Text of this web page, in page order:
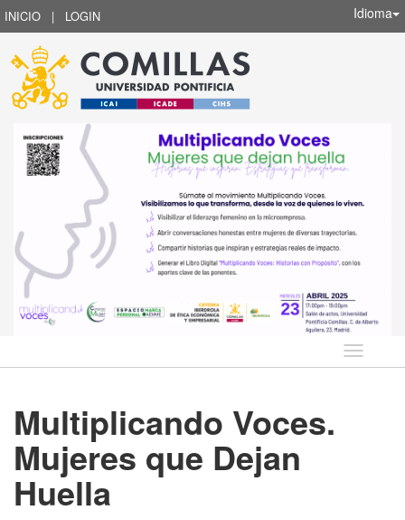
INICIO | LOGIN Idioma
Idioma
Multiplicando Voces.
Mujeres que Dejan
Huella